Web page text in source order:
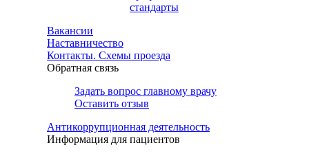
стандарты
Вакансии
Наставничество
Контакты. Схемы проезда
Обратная связь
Задать вопрос главному врачу
Оставить отзыв
Антикоррупционная деятельность
Информация для пациентов